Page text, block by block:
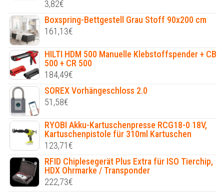
3,82€
Boxspring-Bettgestell Grau Stoff 90x200 cm
161,13€
HILTI HDM 500 Manuelle Klebstoffspender + CB
500 + CR 500
184,49€
SOREX Vorhängeschloss 2.0
51,58€
RYOBI Akku-Kartuschenpresse RCG18-0 18V,
Kartuschenpistole für 310ml Kartuschen
123,71€
RFID Chiplesegerät Plus Extra für ISO Tierchip,
HDX Ohrmarke / Transponder
222,73€